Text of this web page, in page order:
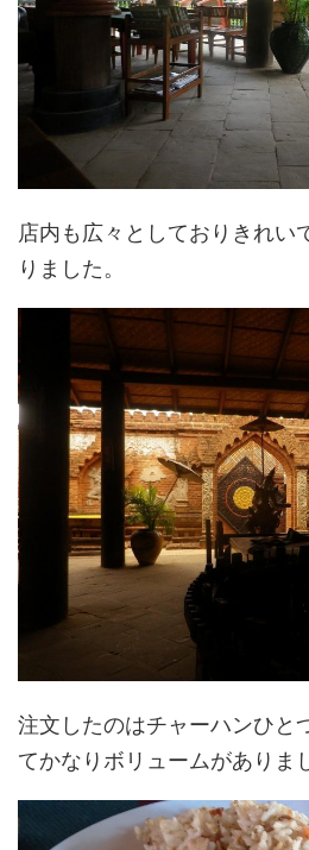
店内も広々としておりきれい
りました。
注文したのはチャーハンひと
てかなりボリュームがありま